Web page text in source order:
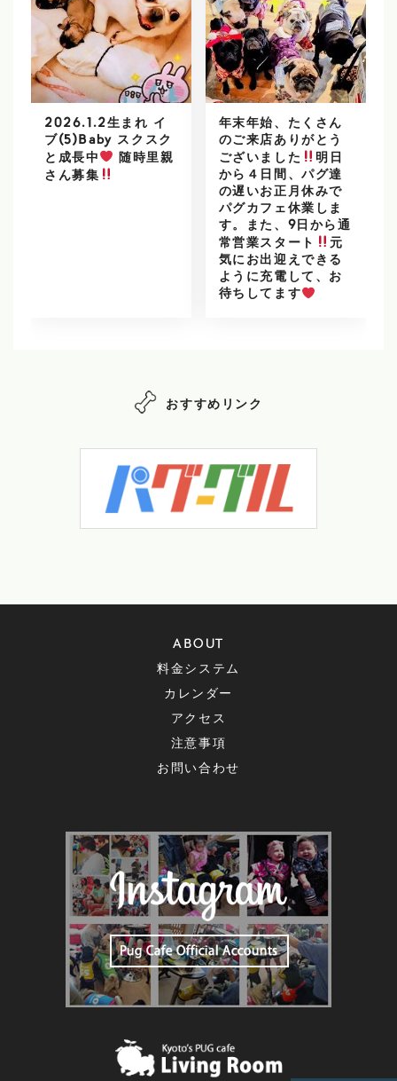
2026.1.2生まれ イ
ブ(5)Baby スクスク
と成長中
随時里親
さん募集
年末年始、たくさん
のご来店ありがとう
ございました
明日
から４日間、パグ達
の遅いお正月休みで
パグカフェ休業しま
す。また、9日から通
常営業スタート
元
気にお出迎えできる
ように充電して、お
待ちしてます
おすすめリンク
ABOUT
料金システム
カレンダー
アクセス
注意事項
お問い合わせ